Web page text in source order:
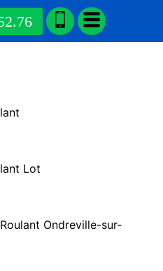
Lot
Ondreville-sur-